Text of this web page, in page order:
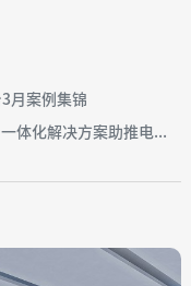
月案例集锦
体化解决方案助推电...